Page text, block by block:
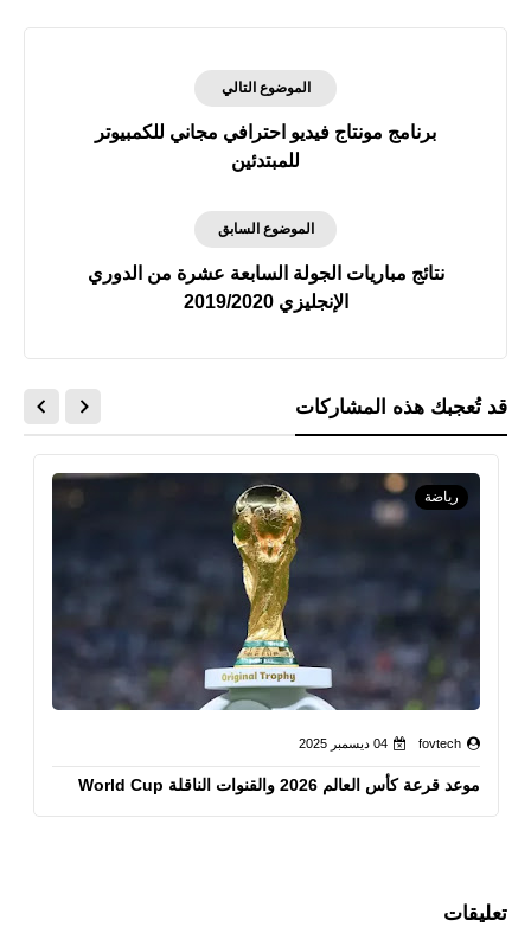
الموضوع التالي
برنامج مونتاج فيديو احترافي مجاني للكمبيوتر
للمبتدئين
الموضوع السابق
نتائج مباريات الجولة السابعة عشرة من الدوري
الإنجليزي 2019/2020
قد تُعجبك هذه المشاركات
رياضة
fovtech 04 ديسمبر 2025
موعد قرعة كأس العالم 2026 والقنوات الناقلة World Cup
تعليقات